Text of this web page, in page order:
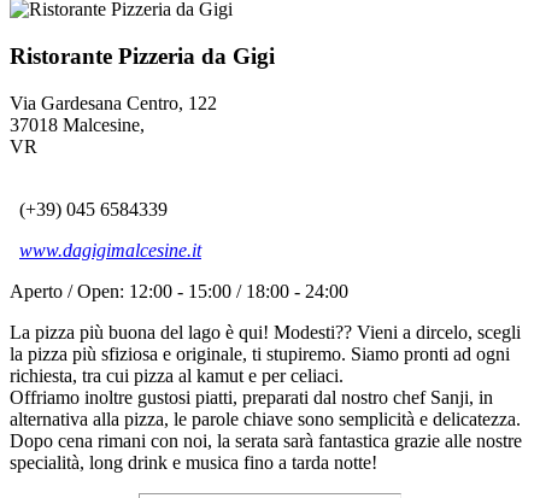
Ristorante Pizzeria da Gigi
Via Gardesana Centro, 122
37018 Malcesine,
VR
(+39) 045 6584339
www.dagigimalcesine.it
Aperto / Open: 12:00 - 15:00 / 18:00 - 24:00
La pizza più buona del lago è qui! Modesti?? Vieni a dircelo, scegli
la pizza più sfiziosa e originale, ti stupiremo. Siamo pronti ad ogni
richiesta, tra cui pizza al kamut e per celiaci.
Offriamo inoltre gustosi piatti, preparati dal nostro chef Sanji, in
alternativa alla pizza, le parole chiave sono semplicità e delicatezza.
Dopo cena rimani con noi, la serata sarà fantastica grazie alle nostre
specialità, long drink e musica fino a tarda notte!